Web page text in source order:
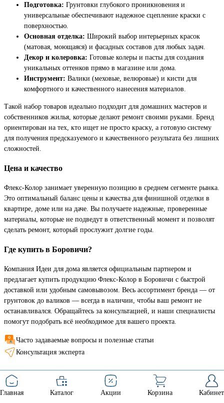
Подготовка: Грунтовки глубокого проникновения и
универсальные обеспечивают надежное сцепление краски с
поверхностью.
Основная отделка: Широкий выбор интерьерных красок
(матовая, моющаяся) и фасадных составов для любых задач.
Декор и колеровка: Готовые колеры и пасты для создания
уникальных оттенков прямо в магазине или дома.
Инструмент: Валики (меховые, велюровые) и кисти для
комфортного и качественного нанесения материалов.
Такой набор товаров идеально подходит для домашних мастеров и
собственников жилья, которые делают ремонт своими руками. Бренд
ориентирован на тех, кто ищет не просто краску, а готовую систему
для получения предсказуемого и качественного результата без лишних
сложностей.
Цена и качество
Флекс-Колор занимает уверенную позицию в среднем сегменте рынка.
Это оптимальный баланс цены и качества для финишной отделки в
квартире, доме или на даче. Вы получаете надежные, проверенные
материалы, которые не подведут в ответственный момент и позволят
сделать ремонт, который прослужит долгие годы.
Где купить в Боровичи?
Компания Идеи для дома является официальным партнером и
предлагает купить продукцию Флекс-Колор в Боровичи с быстрой
доставкой или удобным самовывозом. Весь ассортимент бренда — от
грунтовок до валиков — всегда в наличии, чтобы ваш ремонт не
останавливался. Обращайтесь за консультацией, и наши специалисты
помогут подобрать всё необходимое для вашего проекта.
Часто задаваемые вопросы и полезные статьи
Консультация эксперта
Главная Каталог Акции Корзина Кабинет